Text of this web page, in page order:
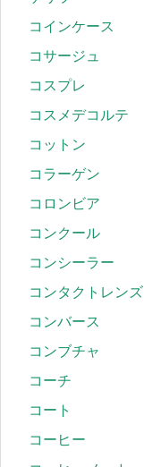
コインケース
コサージュ
コスプレ
コスメデコルテ
コットン
コラーゲン
コロンビア
コンクール
コンシーラー
コンタクトレンズ
コンバース
コンブチャ
コーチ
コート
コーヒー